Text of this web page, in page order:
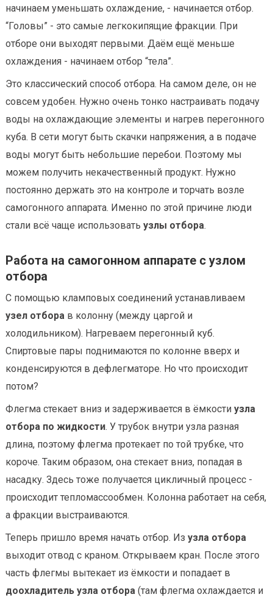
начинаем уменьшать охлаждение, - начинается отбор.
“Головы” - это самые легкокипящие фракции. При
отборе они выходят первыми. Даём ещё меньше
охлаждения - начинаем отбор “тела”.
Это классический способ отбора. На самом деле, он не
совсем удобен. Нужно очень тонко настраивать подачу
воды на охлаждающие элементы и нагрев перегонного
куба. В сети могут быть скачки напряжения, а в подаче
воды могут быть небольшие перебои. Поэтому мы
можем получить некачественный продукт. Нужно
постоянно держать это на контроле и торчать возле
самогонного аппарата. Именно по этой причине люди
стали всё чаще использовать узлы отбора.
Работа на самогонном аппарате с узлом
отбора
С помощью кламповых соединений устанавливаем
узел отбора в колонну (между царгой и
холодильником). Нагреваем перегонный куб.
Спиртовые пары поднимаются по колонне вверх и
конденсируются в дефлегматоре. Но что происходит
потом?
Флегма стекает вниз и задерживается в ёмкости узла
отбора по жидкости. У трубок внутри узла разная
длина, поэтому флегма протекает по той трубке, что
короче. Таким образом, она стекает вниз, попадая в
насадку. Здесь тоже получается цикличный процесс -
происходит тепломассообмен. Колонна работает на себя,
а фракции выстраиваются.
Теперь пришло время начать отбор. Из узла отбора
выходит отвод с краном. Открываем кран. После этого
часть флегмы вытекает из ёмкости и попадает в
доохладитель узла отбора (там флегма охлаждается и